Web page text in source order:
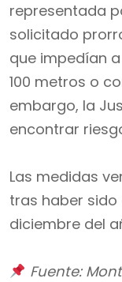
representada
solicitado
que impedían
100 metros o
embargo, la
encontrar
Las medidas
tras haber sido
diciembre del
Fuente: